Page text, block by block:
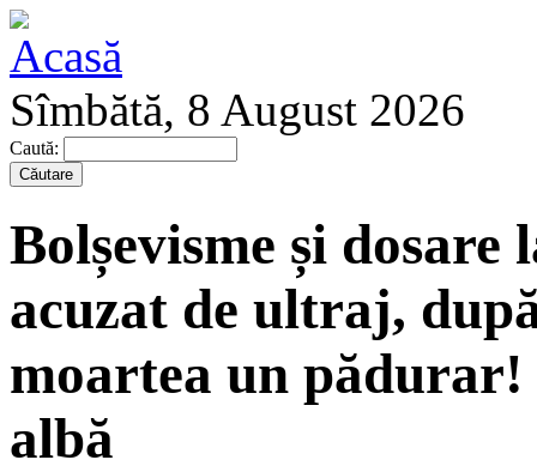
Sîmbătă, 8 August 2026
Caută:
Bolșevisme și dosare
acuzat de ultraj,
moartea un pădurar!
albă